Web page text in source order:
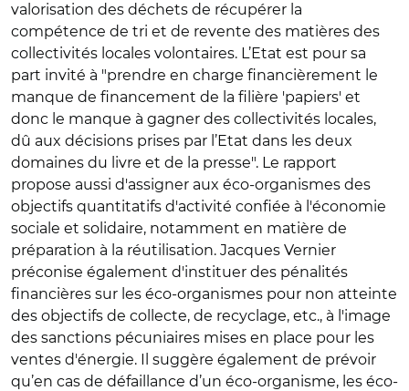
valorisation des déchets de récupérer la
compétence de tri et de revente des matières des
collectivités locales volontaires. L’Etat est pour sa
part invité à "prendre en charge financièrement le
manque de financement de la filière 'papiers' et
donc le manque à gagner des collectivités locales,
dû aux décisions prises par l’Etat dans les deux
domaines du livre et de la presse". Le rapport
propose aussi d'assigner aux éco-organismes des
objectifs quantitatifs d'activité confiée à l'économie
sociale et solidaire, notamment en matière de
préparation à la réutilisation. Jacques Vernier
préconise également d'instituer des pénalités
financières sur les éco-organismes pour non atteinte
des objectifs de collecte, de recyclage, etc., à l'image
des sanctions pécuniaires mises en place pour les
ventes d'énergie. Il suggère également de prévoir
qu’en cas de défaillance d’un éco-organisme, les éco-